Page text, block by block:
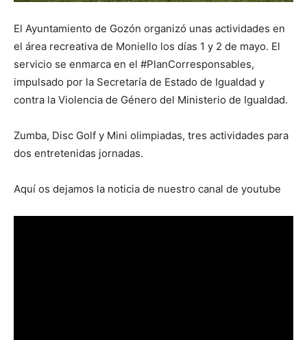
El Ayuntamiento de Gozón organizó unas actividades en
el área recreativa de Moniello los días 1 y 2 de mayo. El
servicio se enmarca en el #PlanCorresponsables,
impulsado por la Secretaría de Estado de Igualdad y
contra la Violencia de Género del Ministerio de Igualdad.
Zumba, Disc Golf y Mini olimpiadas, tres actividades para
dos entretenidas jornadas.
Aquí os dejamos la noticia de nuestro canal de youtube